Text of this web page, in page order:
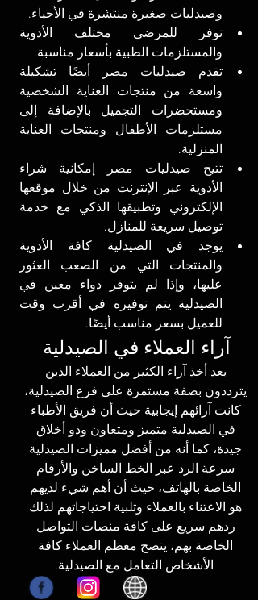
وصيدليات صغيرة منتشرة في الأحياء.
والمستلزمات الطبية بأسعار مناسبة.
المنزلية.
توصيل سريعة للمنازل.
للعميل بسعر مناسب أيضًا.
آراء العملاء في الصيدلية
بعد أخذ آراء الكثير من العملاء الذين
يترددون بصفة مستمرة على فرع الصيدلية،
كانت آرائهم إيجابية حيث أن فريق الأطباء
في الصيدلية متميز ومتعاون وذو أخلاق
جيدة، كما أنه من أفضل مميزات الصيدلية
سرعة الرد عبر الخط الساخن والأرقام
الخاصة بالهاتف، حيث أن أهم شيء لديهم
هو الاعتناء بالعملاء وتلبية احتياجاتهم لذلك
ردهم سريع على كافة منصات التواصل
الخاصة بهم، ينصح معظم العملاء كافة
الأشخاص التعامل مع الصيدلية.